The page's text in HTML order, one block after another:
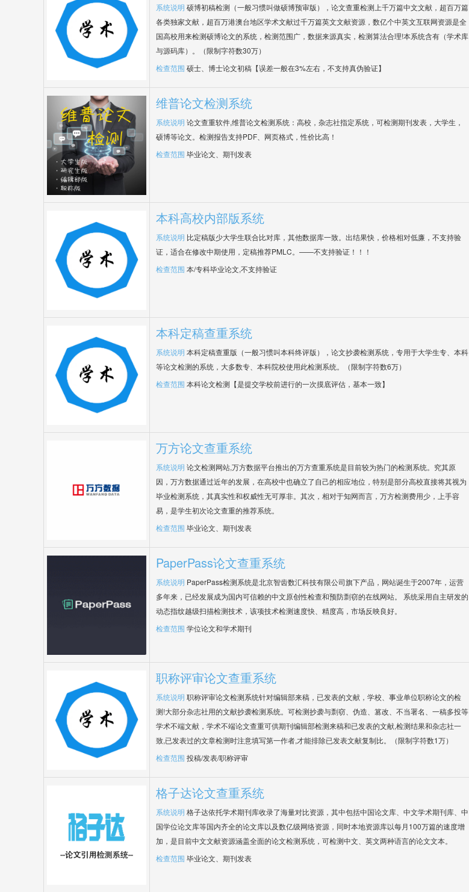
系统说明 硕博初稿检测（一般习惯叫做硕博预审版），论文查重检测上千万篇中文文献，超百万篇
各类独家文献，超百万港澳台地区学术文献过千万篇英文文献资源，数亿个中英文互联网资源是全
国高校用来检测硕博论文的系统，检测范围广，数据来源真实，检测算法合理!本系统含有（学术库
与源码库）。（限制字符数30万）
检查范围 硕士、博士论文初稿【误差一般在3%左右，不支持真伪验证】
维普论文检测系统
系统说明 论文查重软件,维普论文检测系统：高校，杂志社指定系统，可检测期刊发表，大学生，
硕博等论文。检测报告支持PDF、网页格式，性价比高！
检查范围 毕业论文、期刊发表
本科高校内部版系统
系统说明 比定稿版少大学生联合比对库，其他数据库一致。出结果快，价格相对低廉，不支持验
证，适合在修改中期使用，定稿推荐PMLC。——不支持验证！！！
检查范围 本/专科毕业论文,不支持验证
本科定稿查重系统
系统说明 本科定稿查重版（一般习惯叫本科终评版），论文抄袭检测系统，专用于大学生专、本科
等论文检测的系统，大多数专、本科院校使用此检测系统。（限制字符数6万）
检查范围 本科论文检测【是提交学校前进行的一次摸底评估，基本一致】
万方论文查重系统
系统说明 论文检测网站,万方数据平台推出的万方查重系统是目前较为热门的检测系统。究其原
因，万方数据通过近年的发展，在高校中也确立了自己的相应地位，特别是部分高校直接将其视为
毕业检测系统，其真实性和权威性无可厚非。其次，相对于知网而言，万方检测费用少，上手容
易，是学生初次论文查重的推荐系统。
检查范围 毕业论文、期刊发表
PaperPass论文查重系统
系统说明 PaperPass检测系统是北京智齿数汇科技有限公司旗下产品，网站诞生于2007年，运营
多年来，已经发展成为国内可信赖的中文原创性检查和预防剽窃的在线网站。 系统采用自主研发的
动态指纹越级扫描检测技术，该项技术检测速度快、精度高，市场反映良好。
检查范围 学位论文和学术期刊
职称评审论文查重系统
系统说明 职称评审论文检测系统针对编辑部来稿，已发表的文献，学校、事业单位职称论文的检
测!大部分杂志社用的文献抄袭检测系统。可检测抄袭与剽窃、伪造、篡改、不当署名、一稿多投等
学术不端文献，学术不端论文查重可供期刊编辑部检测来稿和已发表的文献,检测结果和杂志社一
致,已发表过的文章检测时注意填写第一作者,才能排除已发表文献复制比。（限制字符数1万）
检查范围 投稿/发表/职称评审
格子达论文查重系统
系统说明 格子达依托学术期刊库收录了海量对比资源，其中包括中国论文库、中文学术期刊库、中
国学位论文库等国内齐全的论文库以及数亿级网络资源，同时本地资源库以每月100万篇的速度增
加，是目前中文文献资源涵盖全面的论文检测系统，可检测中文、英文两种语言的论文文本。
检查范围 毕业论文、期刊发表